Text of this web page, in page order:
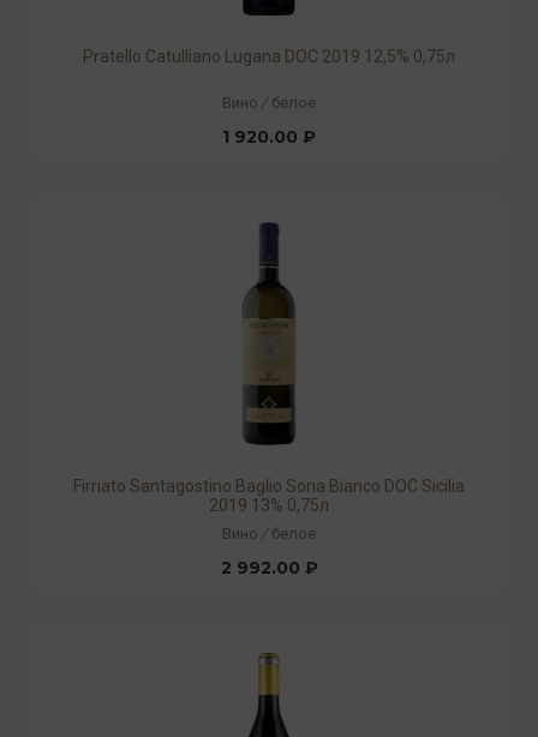
Pratello Catulliano Lugana DOC 2019 12,5% 0,75л
Вино / белое
1 920.00 ₽
Firriato Santagostino Baglio Soria Bianco DOC Sicilia
2019 13% 0,75л
Вино / белое
2 992.00 ₽